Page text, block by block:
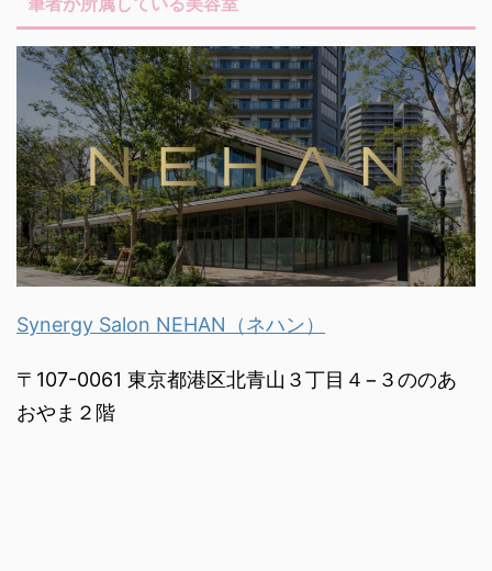
Synergy Salon NEHAN（ネハン）
〒107-0061 東京都港区北青山３丁目４−３ののあ
おやま２階